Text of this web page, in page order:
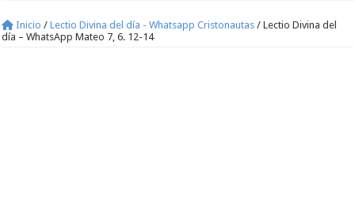
Inicio / Lectio Divina del día - Whatsapp Cristonautas / Lectio Divina del
día – WhatsApp Mateo 7, 6. 12-14